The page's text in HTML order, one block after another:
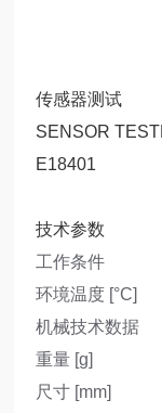
传感器测试
SENSOR
E18401
技术参数
工作条件
环境温度 [°C]
机械技术数据
重量 [g]
尺寸 [mm]